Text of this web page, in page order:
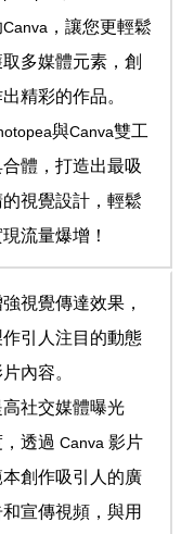
Canva ，讓您更輕鬆
多媒體元素，創
精彩的作品。
與Canva雙工
體，打造出最吸
的視覺設計，輕鬆
流量爆增！
視覺傳達效果，
作引人注目的動態
內容。
高社交媒體曝光
，透過 Canva 影片
本創作吸引人的廣
宣傳視頻，與用